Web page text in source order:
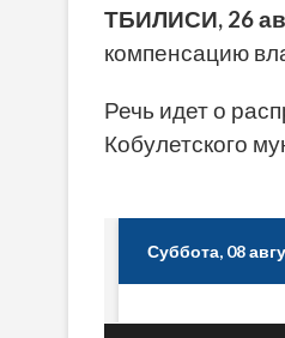
ТБИЛИСИ, 26
компенсацию
Речь идет о
Кобулетского